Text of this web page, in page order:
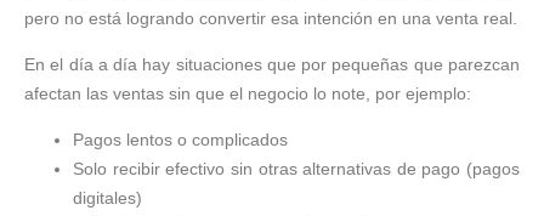
pero no está logrando convertir esa intención en una venta real.
En el día a día hay situaciones que por pequeñas que parezcan
afectan las ventas sin que el negocio lo note, por ejemplo:
Pagos lentos o complicados
Solo recibir efectivo sin otras alternativas de pago (pagos
digitales)